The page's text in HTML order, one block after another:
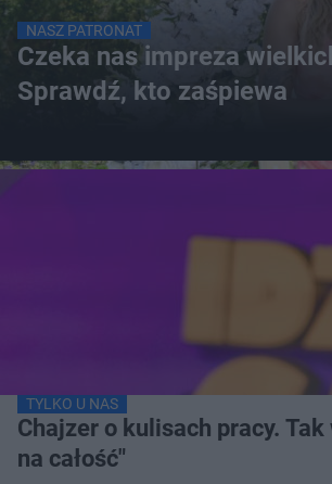
NASZ PATRONAT
Czeka nas impreza
Sprawdź, kto zaśpiewa
TYLKO U NAS
Chajzer o kulisach pracy.
na całość"